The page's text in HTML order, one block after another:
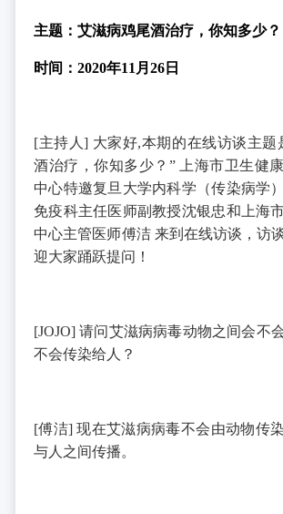
主题：艾滋病鸡尾酒治疗，你知多少？
时间：2020年11月26日
[主持人] 大家好,本期的在线访谈主题
酒治疗，你知多少？”
上海市卫生健
中心特邀复旦大学内科学（传染病学
免疫科主任医师副教授沈银忠和上海
中心主管医师傅洁 来到在线访谈，访
迎大家踊跃提问！
[JOJO]请问艾滋病病毒动物之间会不
不会传染给人？
[傅洁]现在艾滋病病毒不会由动物传
与人之间传播。